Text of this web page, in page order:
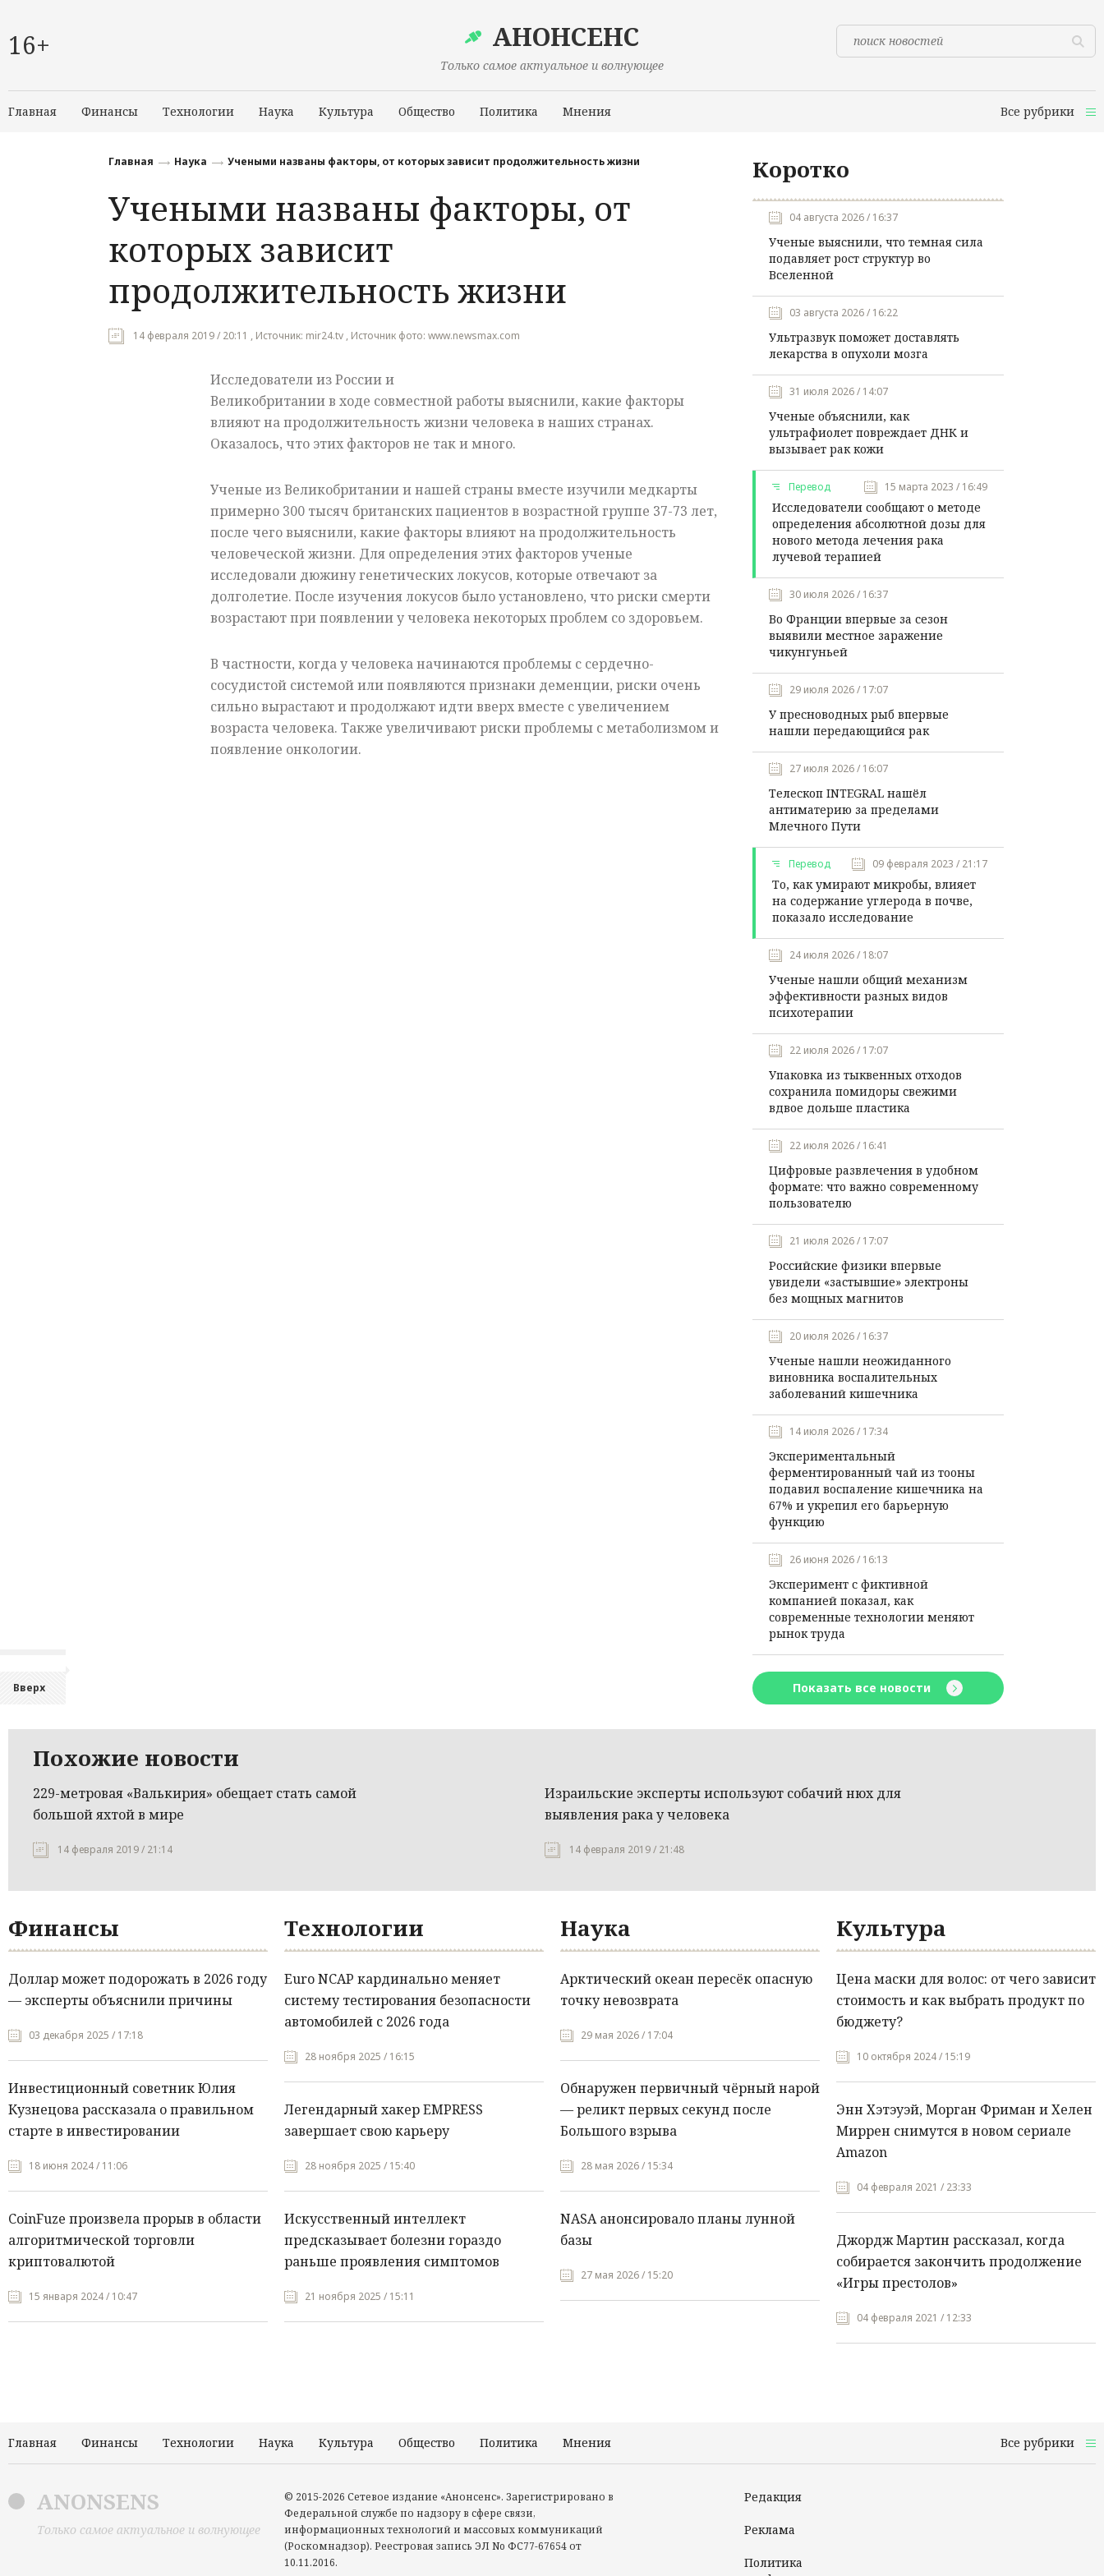
16+ АНОНСЕНС
Только самое актуальное и волнующее
Главная Финансы Технологии Наука Культура Общество Политика Мнения Все рубрики
Происшествия
Вверх
Главная Наука Учеными названы факторы, от которых зависит продолжительность жизни
Учеными названы факторы, от
которых зависит
продолжительность жизни
14 февраля 2019 / 20:11 , Источник: mir24.tv , Источник фото: www.newsmax.com
Исследователи из России и
Великобритании в ходе совместной работы выяснили, какие факторы
влияют на продолжительность жизни человека в наших странах.
Оказалось, что этих факторов не так и много.
Ученые из Великобритании и нашей страны вместе изучили медкарты
примерно 300 тысяч британских пациентов в возрастной группе 37-73 лет,
после чего выяснили, какие факторы влияют на продолжительность
человеческой жизни. Для определения этих факторов ученые
исследовали дюжину генетических локусов, которые отвечают за
долголетие. После изучения локусов было установлено, что риски смерти
возрастают при появлении у человека некоторых проблем со здоровьем.
В частности, когда у человека начинаются проблемы с сердечно-
сосудистой системой или появляются признаки деменции, риски очень
сильно вырастают и продолжают идти вверх вместе с увеличением
возраста человека. Также увеличивают риски проблемы с метаболизмом и
появление онкологии.
Коротко
04 августа 2026 / 16:37
Ученые выяснили, что темная сила
подавляет рост структур во
Вселенной
03 августа 2026 / 16:22
Ультразвук поможет доставлять
лекарства в опухоли мозга
31 июля 2026 / 14:07
Ученые объяснили, как
ультрафиолет повреждает ДНК и
вызывает рак кожи
Перевод 15 марта 2023 / 16:49
Исследователи сообщают о методе
определения абсолютной дозы для
нового метода лечения рака
лучевой терапией
30 июля 2026 / 16:37
Во Франции впервые за сезон
выявили местное заражение
чикунгуньей
29 июля 2026 / 17:07
У пресноводных рыб впервые
нашли передающийся рак
27 июля 2026 / 16:07
Телескоп INTEGRAL нашёл
антиматерию за пределами
Млечного Пути
Перевод 09 февраля 2023 / 21:17
То, как умирают микробы, влияет
на содержание углерода в почве,
показало исследование
24 июля 2026 / 18:07
Ученые нашли общий механизм
эффективности разных видов
психотерапии
22 июля 2026 / 17:07
Упаковка из тыквенных отходов
сохранила помидоры свежими
вдвое дольше пластика
22 июля 2026 / 16:41
Цифровые развлечения в удобном
формате: что важно современному
пользователю
21 июля 2026 / 17:07
Российские физики впервые
увидели «застывшие» электроны
без мощных магнитов
20 июля 2026 / 16:37
Ученые нашли неожиданного
виновника воспалительных
заболеваний кишечника
14 июля 2026 / 17:34
Экспериментальный
ферментированный чай из тооны
подавил воспаление кишечника на
67% и укрепил его барьерную
функцию
26 июня 2026 / 16:13
Эксперимент с фиктивной
компанией показал, как
современные технологии меняют
рынок труда
Показать все новости
Похожие новости
229-метровая «Валькирия» обещает стать самой
большой яхтой в мире
14 февраля 2019 / 21:14
Израильские эксперты используют собачий нюх для
выявления рака у человека
14 февраля 2019 / 21:48
Финансы
Доллар может подорожать в 2026 году
— эксперты объяснили причины
03 декабря 2025 / 17:18
Инвестиционный советник Юлия
Кузнецова рассказала о правильном
старте в инвестировании
18 июня 2024 / 11:06
CoinFuze произвела прорыв в области
алгоритмической торговли
криптовалютой
15 января 2024 / 10:47
Технологии
Euro NCAP кардинально меняет
систему тестирования безопасности
автомобилей с 2026 года
28 ноября 2025 / 16:15
Легендарный хакер EMPRESS
завершает свою карьеру
28 ноября 2025 / 15:40
Искусственный интеллект
предсказывает болезни гораздо
раньше проявления симптомов
21 ноября 2025 / 15:11
Наука
Арктический океан пересёк опасную
точку невозврата
29 мая 2026 / 17:04
Обнаружен первичный чёрный нарой
— реликт первых секунд после
Большого взрыва
28 мая 2026 / 15:34
NASA анонсировало планы лунной
базы
27 мая 2026 / 15:20
Культура
Цена маски для волос: от чего зависит
стоимость и как выбрать продукт по
бюджету?
10 октября 2024 / 15:19
Энн Хэтэуэй, Морган Фриман и Хелен
Миррен снимутся в новом сериале
Amazon
04 февраля 2021 / 23:33
Джордж Мартин рассказал, когда
собирается закончить продолжение
«Игры престолов»
04 февраля 2021 / 12:33
Главная Финансы Технологии Наука Культура Общество Политика Мнения Все рубрики
ANONSENS
Только самое актуальное и волнующее
© 2015-2026 Сетевое издание «Анонсенс». Зарегистрировано в
Федеральной службе по надзору в сфере связи,
информационных технологий и массовых коммуникаций
(Роскомнадзор). Реестровая запись ЭЛ No ФС77-67654 от
10.11.2016.
Редакция
Реклама
Политика